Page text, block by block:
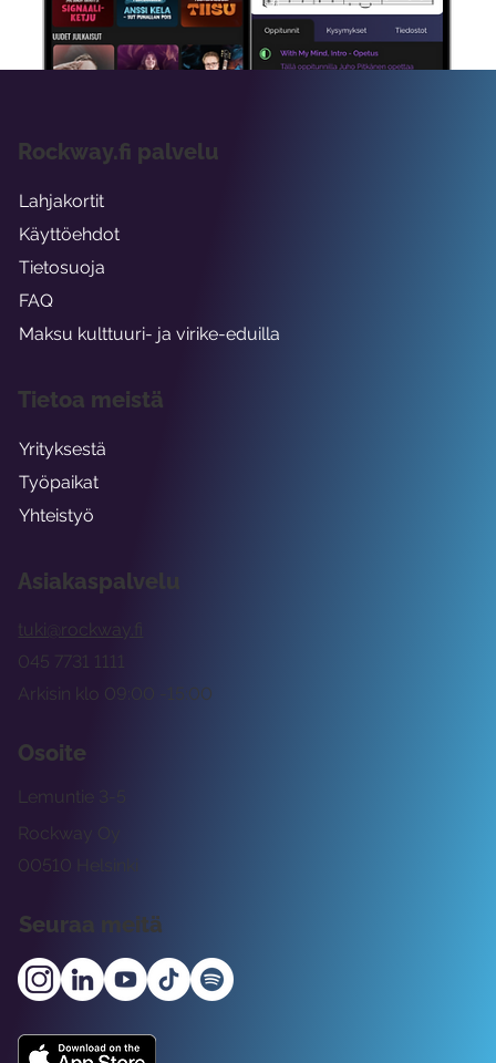
viikon ajaksi.
Asiakaspalvelu
tuki@rockway.fi
Arkisin klo 09:00 -15:00
045 7731 1111
Osoite
Rockway Oy
Lemuntie 3-5
00510 Helsinki
Seuraa meitä
Rockway.fi palvelu
Lahjakortit
Käyttöehdot
Tietosuoja
FAQ
Maksu kulttuuri- ja virike-eduilla
Tietoa meistä
Yrityksestä
Työpaikat
Yhteistyö